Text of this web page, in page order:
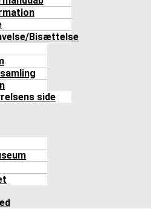
Bisættelse
side